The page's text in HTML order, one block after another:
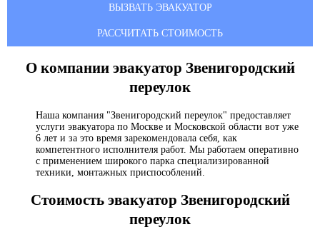
ВЫЗВАТЬ ЭВАКУАТОР
РАССЧИТАТЬ СТОИМОСТЬ
О компании эвакуатор Звенигородский
переулок
Наша компания "Звенигородский переулок" предоставляет
услуги эвакуатора по Москве и Московской области вот уже
6 лет и за это время зарекомендовала себя, как
компетентного исполнителя работ. Мы работаем оперативно
с применением широкого парка специализированной
техники, монтажных приспособлений.
Стоимость эвакуатор Звенигородский
переулок